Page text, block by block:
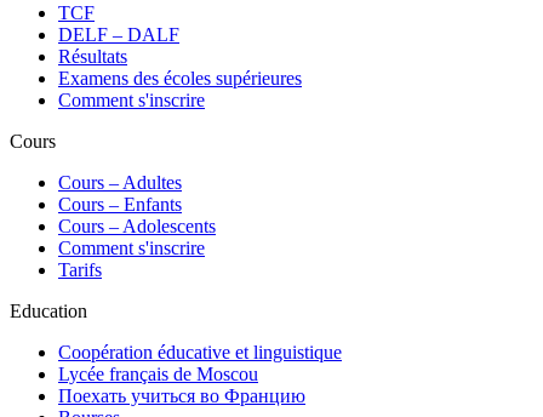
TCF
DELF – DALF
Résultats
Examens des écoles supérieures
Comment s'inscrire
Cours
Сours – Adultes
Cours – Enfants
Cours – Adolescents
Comment s'inscrire
Tarifs
Education
Coopération éducative et linguistique
Lycée français de Moscou
Поехать учиться во Францию